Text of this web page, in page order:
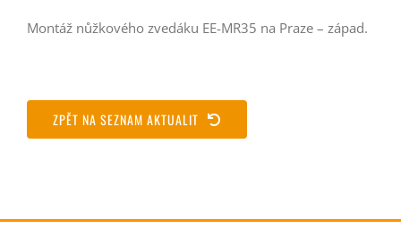
Montáž nůžkového zvedáku EE-MR35 na Praze – západ.
ZPĚT NA SEZNAM AKTUALIT